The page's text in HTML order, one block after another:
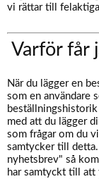
vi rättar till
Varför får
När du lägger en
som en användare
med att du lägger
som frågar om du
samtycker till
nyhetsbrev" så
har samtyckt till att